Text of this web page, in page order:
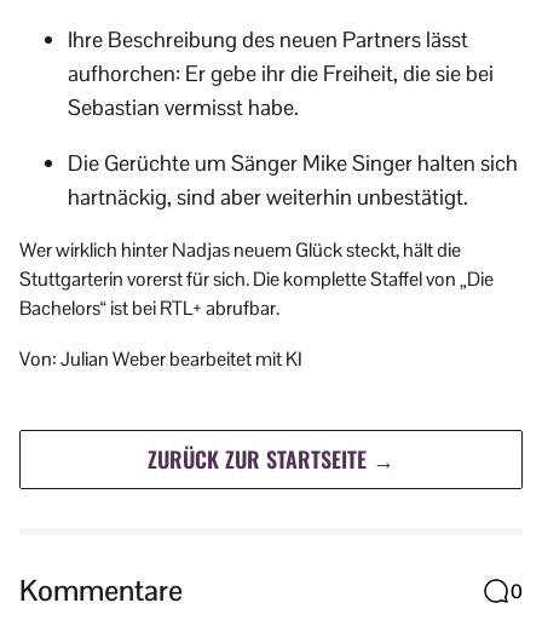
Ihre Beschreibung des neuen Partners lässt
aufhorchen: Er gebe ihr die Freiheit, die sie bei
Sebastian vermisst habe.
Die Gerüchte um Sänger Mike Singer halten sich
hartnäckig, sind aber weiterhin unbestätigt.
Wer wirklich hinter Nadjas neuem Glück steckt, hält die
Stuttgarterin vorerst für sich. Die komplette Staffel von „Die
Bachelors“ ist bei RTL+ abrufbar.
Von: Julian Weber bearbeitet mit KI
ZURÜCK ZUR STARTSEITE →
Kommentare 0